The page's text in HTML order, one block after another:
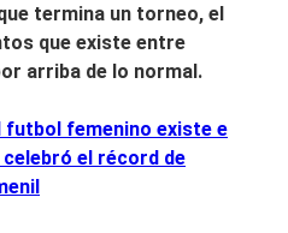
termina un torneo, el
que existe entre
arriba de lo normal.
futbol femenino existe e
el récord de